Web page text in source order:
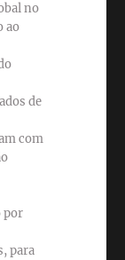
no
ao
de
com
por
para